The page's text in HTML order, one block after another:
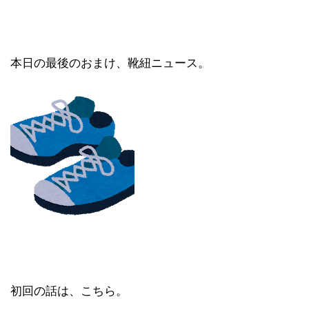
本日の最後のおまけ、靴紐ニュース。
初回の話は、こちら。